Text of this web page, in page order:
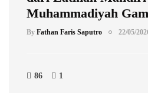
Muhammadiyah
By Fathan Faris Saputro 22/05/
86 1